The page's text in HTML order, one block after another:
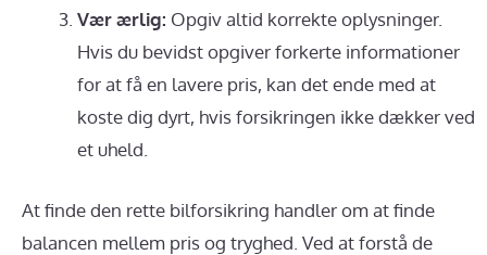
Vær ærlig: Opgiv altid korrekte oplysninger.
Hvis du bevidst opgiver forkerte informationer
for at få en lavere pris, kan det ende med at
koste dig dyrt, hvis forsikringen ikke dækker ved
et uheld.
At finde den rette bilforsikring handler om at finde
balancen mellem pris og tryghed. Ved at forstå de